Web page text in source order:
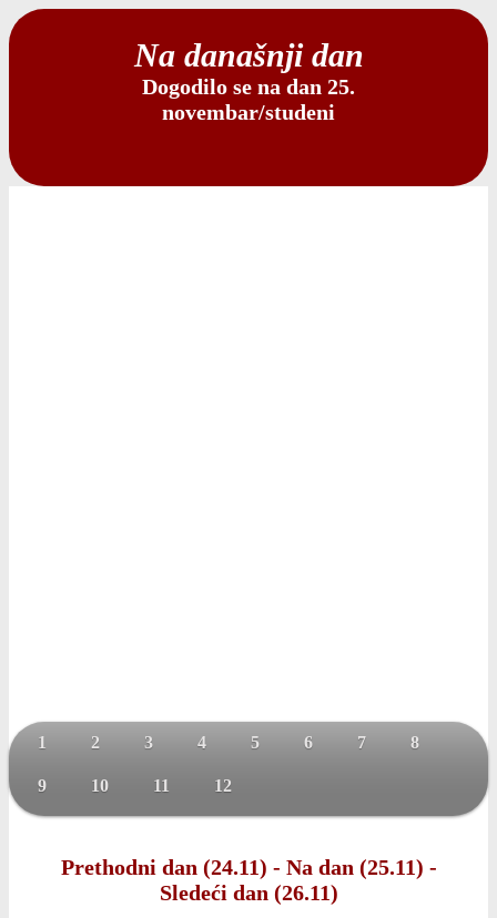
Na današnji dan
Dogodilo se na dan 25.
novembar/studeni
1 2 3 4 5 6 7 8
9 10 11 12
Prethodni dan (24.11) - Na dan (25.11) -
Sledeći dan (26.11)